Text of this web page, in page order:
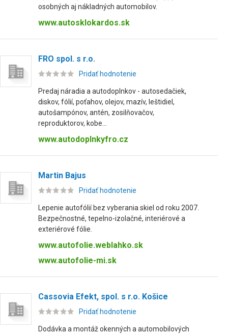
osobných aj nákladných automobilov.
www.autosklokardos.sk
FRO spol. s r.o.
Pridať hodnotenie
Predaj náradia a autodoplnkov - autosedačiek,
diskov, fólií, poťahov, olejov, mazív, leštidiel,
autošampónov, antén, zosilňovačov,
reproduktorov, kobe...
www.autodoplnkyfro.cz
Martin Bajus
Pridať hodnotenie
Lepenie autofólií bez vyberania skiel od roku 2007.
Bezpečnostné, tepelno-izolačné, interiérové a
exteriérové fólie.
www.autofolie.weblahko.sk
www.autofolie-mi.sk
Cassovia Efekt, spol. s r.o. Košice
Pridať hodnotenie
Dodávka a montáž okenných a automobilových